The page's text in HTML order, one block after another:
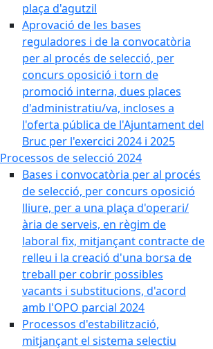
plaça d'agutzil
Aprovació de les bases
reguladores i de la convocatòria
per al procés de selecció, per
concurs oposició i torn de
promoció interna, dues places
d'administratiu/va, incloses a
l'oferta pública de l'Ajuntament del
Bruc per l'exercici 2024 i 2025
Processos de selecció 2024
Bases i convocatòria per al procés
de selecció, per concurs oposició
lliure, per a una plaça d'operari/
ària de serveis, en règim de
laboral fix, mitjançant contracte de
relleu i la creació d'una borsa de
treball per cobrir possibles
vacants i substitucions, d'acord
amb l'OPO parcial 2024
Processos d'estabilització,
mitjançant el sistema selectiu